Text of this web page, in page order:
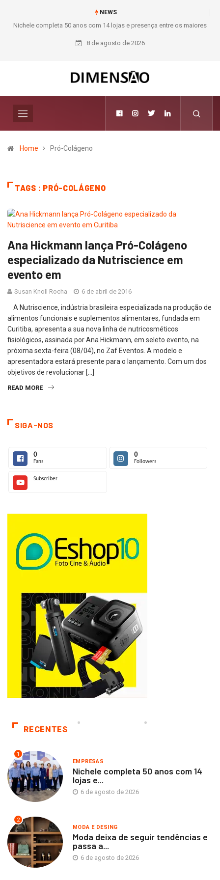
NEWS
Nichele completa 50 anos com 14 lojas e presença entre os maiores
varejistas de materiais de construção do Brasil
8 de agosto de 2026
Home Pró-Colágeno
TAGS : PRÓ-COLÁGENO
Ana Hickmann lança Pró-Colágeno
especializado da Nutriscience em
evento em
Susan Knoll Rocha 6 de abril de 2016
A Nutriscience, indústria brasileira especializada na produção de
alimentos funcionais e suplementos alimentares, fundada em
Curitiba, apresenta a sua nova linha de nutricosméticos
fisiológicos, assinada por Ana Hickmann, em seleto evento, na
próxima sexta-feira (08/04), no Zaf Eventos. A modelo e
apresentadora estará presente para o lançamento. Com um dos
objetivos de revolucionar […]
READ MORE
SIGA-NOS
0
Fans
0
Followers
Subscriber
RECENTES
1
EMPRESAS
Nichele completa 50 anos com 14
lojas e...
6 de agosto de 2026
2
MODA E DESING
Moda deixa de seguir tendências e
passa a...
6 de agosto de 2026